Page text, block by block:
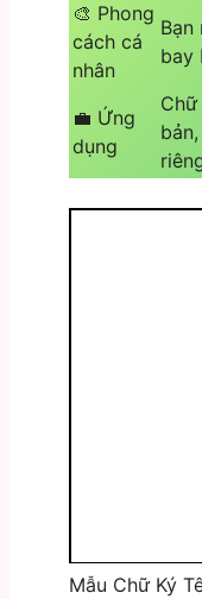
🎨 Phong
cách cá
nhân
Bạn
bay
💼 Ứng
dụng
Mẫu Chữ Ký